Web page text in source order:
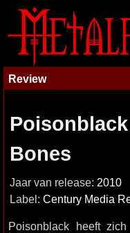
Review
Bones
Jaar van release: 2010
Label: Century Media
Poisonblack heeft